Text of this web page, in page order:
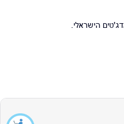
הישראלי.